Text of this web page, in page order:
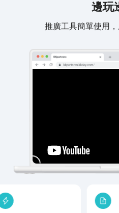
邊玩
推廣工具簡單使用